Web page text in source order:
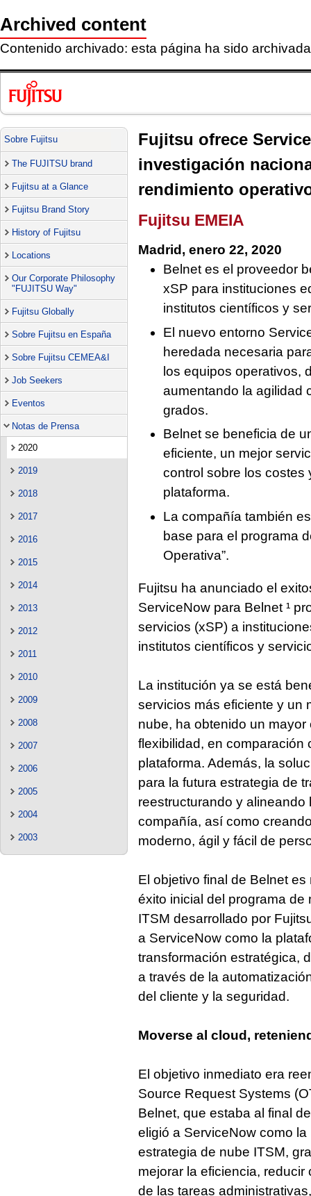
Archived content
Contenido archivado: esta página ha sido
Sobre Fujitsu
The FUJITSU brand
Fujitsu at a Glance
Fujitsu Brand Story
History of Fujitsu
Locations
Our Corporate Philosophy
"FUJITSU Way"
Fujitsu Globally
Sobre Fujitsu en España
Sobre Fujitsu CEMEA&I
Job Seekers
Eventos
Notas de Prensa
2020
2019
2018
2017
2016
2015
2014
2013
2012
2011
2010
2009
2008
2007
2006
2005
2004
2003
Fujitsu ofrece
investigación
rendimiento
Fujitsu EMEIA
Madrid, enero 22, 2020
Belnet es el proveedor
xSP para instituciones
institutos científicos y
El nuevo entorno
heredada necesaria
los equipos operativos,
aumentando la agilidad
grados.
Belnet se beneficia de
eficiente, un mejor
control sobre los costes
plataforma.
La compañía también
base para el programa
Operativa”.
Fujitsu ha anunciado el
ServiceNow para Belnet ¹
servicios (xSP) a
institutos científicos y
La institución ya se está
servicios más eficiente y un
nube, ha obtenido un
flexibilidad, en comparación
plataforma. Además, la
para la futura estrategia de
reestructurando y
compañía, así como
moderno, ágil y fácil de
El objetivo final de Belnet
éxito inicial del programa
ITSM desarrollado por
a ServiceNow como la
transformación estratégica,
a través de la
del cliente y la seguridad.
Moverse al cloud,
El objetivo inmediato era
Source Request Systems
Belnet, que estaba al final
eligió a ServiceNow como
estrategia de nube ITSM,
mejorar la eficiencia,
de las tareas